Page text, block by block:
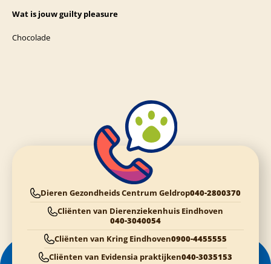
Wat is jouw guilty pleasure
Chocolade
Dieren Gezondheids Centrum Geldrop040-2800370
Cliënten van Dierenziekenhuis Eindhoven
040-3040054
Cliënten van Kring Eindhoven0900-4455555
Cliënten van Evidensia praktijken040-3035153